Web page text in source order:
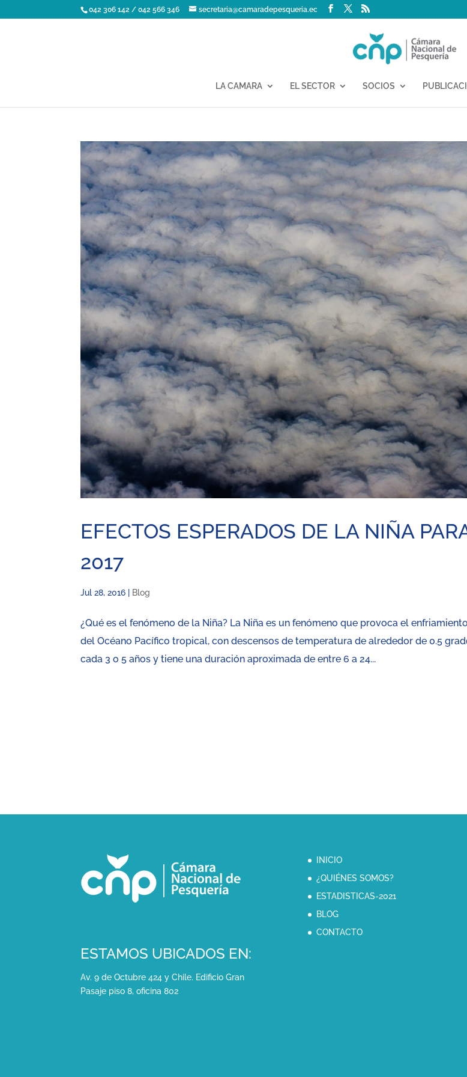
042 306 142 / 042 566 346 secretaria@camaradepesqueria.ec
LA CAMARA EL SECTOR SOCIOS
EFECTOS ESPERADOS DE LA NIÑA
2017
Jul 28, 2016 Blog
¿Qué es el fenómeno de la Niña? La Niña es un fenómeno que provoca el
del Océano Pacífico tropical, con descensos de temperatura de alrededor de 0.5
cada 3 o 5 años y tiene una duración aproximada de entre 6 a 24...
ESTAMOS UBICADOS EN:
Av. 9 de Octubre 424 y Chile. Edificio Gran
Pasaje piso 8, oficina 802
INICIO
¿QUIÉNES SOMOS?
ESTADISTICAS-2021
BLOG
CONTACTO